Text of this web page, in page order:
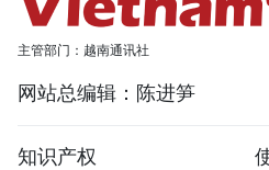
主管部门：越南通讯社
网站总编辑：陈进笋
知识产权